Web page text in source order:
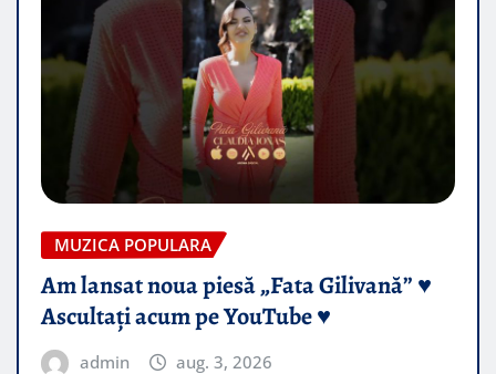
MUZICA POPULARA
Am lansat noua piesă „Fata Gilivană” ♥️
Ascultați acum pe YouTube ♥️
admin aug. 3, 2026